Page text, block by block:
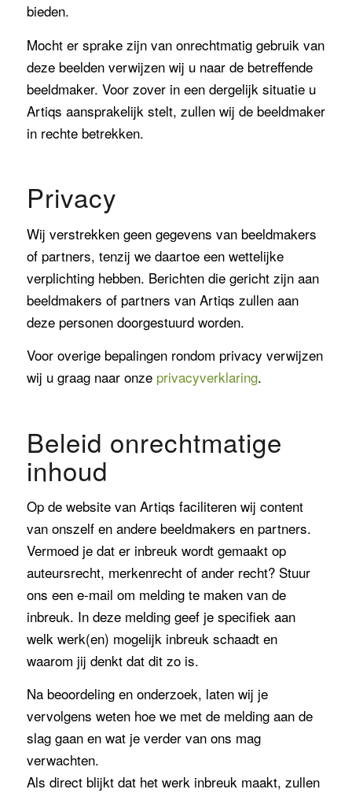
bieden.
Mocht er sprake zijn van onrechtmatig gebruik van
deze beelden verwijzen wij u naar de betreffende
beeldmaker. Voor zover in een dergelijk situatie u
Artiqs aansprakelijk stelt, zullen wij de beeldmaker
in rechte betrekken.
Privacy
Wij verstrekken geen gegevens van beeldmakers
of partners, tenzij we daartoe een wettelijke
verplichting hebben. Berichten die gericht zijn aan
beeldmakers of partners van Artiqs zullen aan
deze personen doorgestuurd worden.
Voor overige bepalingen rondom privacy verwijzen
wij u graag naar onze privacyverklaring.
Beleid onrechtmatige
inhoud
Op de website van Artiqs faciliteren wij content
van onszelf en andere beeldmakers en partners.
Vermoed je dat er inbreuk wordt gemaakt op
auteursrecht, merkenrecht of ander recht? Stuur
ons een e-mail om melding te maken van de
inbreuk. In deze melding geef je specifiek aan
welk werk(en) mogelijk inbreuk schaadt en
waarom jij denkt dat dit zo is.
Na beoordeling en onderzoek, laten wij je
vervolgens weten hoe we met de melding aan de
slag gaan en wat je verder van ons mag
verwachten.
Als direct blijkt dat het werk inbreuk maakt, zullen